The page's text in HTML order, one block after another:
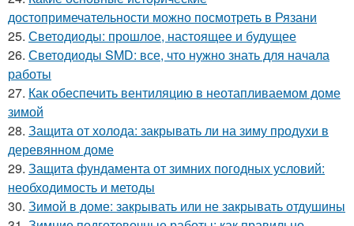
достопримечательности можно посмотреть в Рязани
25. Светодиоды: прошлое, настоящее и будущее
26. Светодиоды SMD: все, что нужно знать для начала
работы
27. Как обеспечить вентиляцию в неотапливаемом доме
зимой
28. Защита от холода: закрывать ли на зиму продухи в
деревянном доме
29. Защита фундамента от зимних погодных условий:
необходимость и методы
30. Зимой в доме: закрывать или не закрывать отдушины